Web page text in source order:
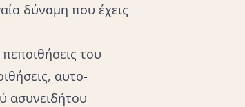
δύναμη που έχεις
του
αυτο-
ασυνειδήτου